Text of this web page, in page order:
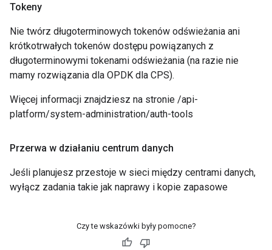
Tokeny
Nie twórz długoterminowych tokenów odświeżania ani
krótkotrwałych tokenów dostępu powiązanych z
długoterminowymi tokenami odświeżania (na razie nie
mamy rozwiązania dla OPDK dla CPS).
Więcej informacji znajdziesz na stronie /api-
platform/system-administration/auth-tools
Przerwa w działaniu centrum danych
Jeśli planujesz przestoje w sieci między centrami danych,
wyłącz zadania takie jak naprawy i kopie zapasowe
Czy te wskazówki były pomocne?